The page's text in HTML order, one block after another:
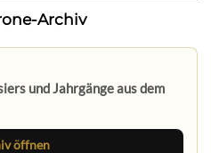
Archiv
und Jahrgänge aus dem
öffnen